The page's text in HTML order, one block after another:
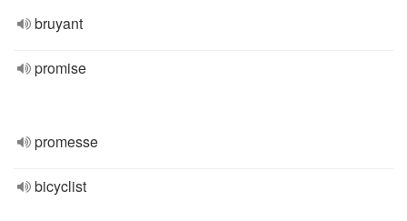
bruyant
promise
promesse
bicyclist